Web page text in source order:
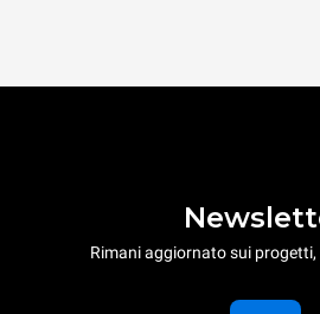
Rimani aggiornato sui progetti,